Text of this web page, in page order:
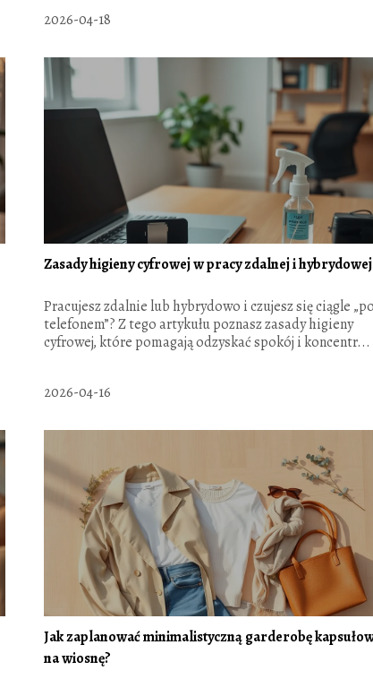
2026-04-18
Zasady higieny cyfrowej w pracy zdalnej i hybrydowej
Pracujesz zdalnie lub hybrydowo i czujesz się ciągle
telefonem”? Z tego artykułu poznasz zasady higieny
cyfrowej, które pomagają odzyskać spokój i koncentr...
2026-04-16
Jak zaplanować minimalistyczną garderobę
na wiosnę?